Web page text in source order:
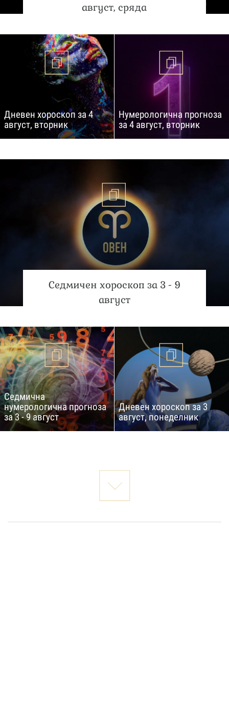
август, сряда
Дневен хороскоп за 4
август, вторник
Нумерологична прогноза
за 4 август, вторник
Седмичен хороскоп за 3 - 9
август
Седмична
нумерологична прогноза
за 3 - 9 август
Дневен хороскоп за 3
август, понеделник